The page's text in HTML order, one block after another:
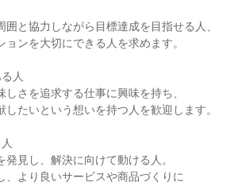
囲と協力しながら目標達成を目指せる人、
ョンを大切にできる人を求めます。
人
さを追求する仕事に興味を持ち、
たいという想いを持つ人を歓迎します。
見し、解決に向けて動ける人。
、より良いサービスや商品づくりに